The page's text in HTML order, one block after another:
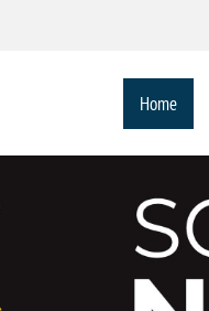
Home